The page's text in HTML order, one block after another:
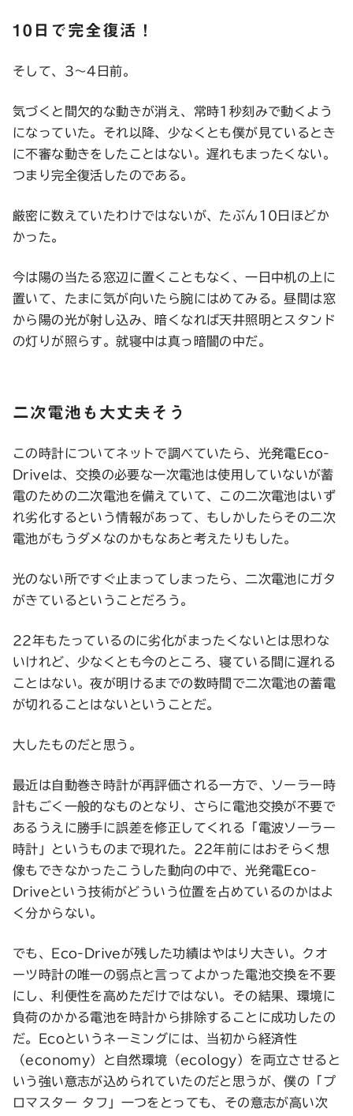
10日で完全復活！
そして、3〜4日前。
気づくと間欠的な動きが消え、常時1秒刻みで動くよう
になっていた。それ以降、少なくとも僕が見ているとき
に不審な動きをしたことはない。遅れもまったくない。
つまり完全復活したのである。
厳密に数えていたわけではないが、たぶん10日ほどか
かった。
今は陽の当たる窓辺に置くこともなく、一日中机の上に
置いて、たまに気が向いたら腕にはめてみる。昼間は窓
から陽の光が射し込み、暗くなれば天井照明とスタンド
の灯りが照らす。就寝中は真っ暗闇の中だ。
二次電池も大丈夫そう
この時計についてネットで調べていたら、光発電Eco-
Driveは、交換の必要な一次電池は使用していないが蓄
電のための二次電池を備えていて、この二次電池はいず
れ劣化するという情報があって、もしかしたらその二次
電池がもうダメなのかもなあと考えたりもした。
光のない所ですぐ止まってしまったら、二次電池にガタ
がきているということだろう。
22年もたっているのに劣化がまったくないとは思わな
いけれど、少なくとも今のところ、寝ている間に遅れる
ことはない。夜が明けるまでの数時間で二次電池の蓄電
が切れることはないということだ。
大したものだと思う。
最近は自動巻き時計が再評価される一方で、ソーラー時
計もごく一般的なものとなり、さらに電池交換が不要で
あるうえに勝手に誤差を修正してくれる「電波ソーラー
時計」というものまで現れた。22年前にはおそらく想
像もできなかったこうした動向の中で、光発電Eco-
Driveという技術がどういう位置を占めているのかはよ
く分からない。
でも、Eco-Driveが残した功績はやはり大きい。クオ
ーツ時計の唯一の弱点と言ってよかった電池交換を不要
にし、利便性を高めただけではない。その結果、環境に
負荷のかかる電池を時計から排除することに成功したの
だ。Ecoというネーミングには、当初から経済性
（economy）と自然環境（ecology）を両立させると
いう強い意志が込められていたのだと思うが、僕の「プ
ロマスター タフ」一つをとっても、その意志が高い次